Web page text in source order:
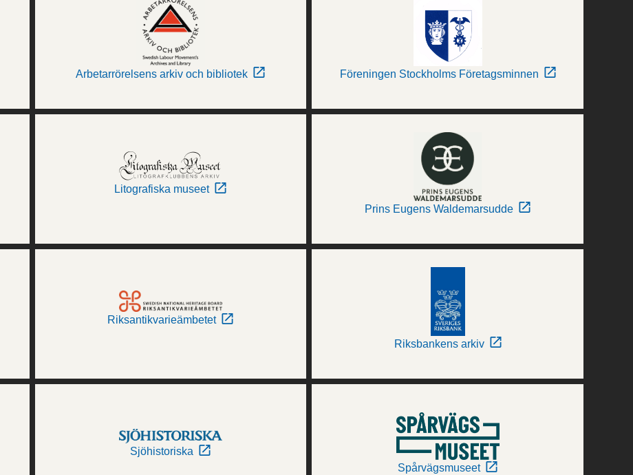
Arbetarrörelsens arkiv och bibliotek Föreningen Stockholms Företagsminnen
Litografiska museet
Prins Eugens Waldemarsudde
Riksantikvarieämbetet
Riksbankens arkiv
Sjöhistoriska
Spårvägsmuseet